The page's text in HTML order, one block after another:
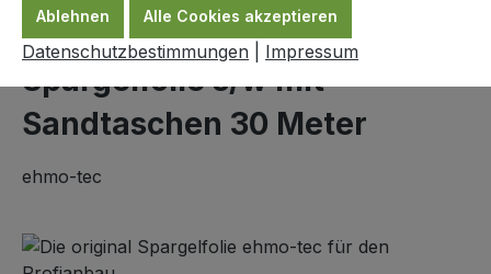
Spargelzubehör
Spargelfolie s/w mit
Sandtaschen 30 Meter
ehmo-tec
Bildergalerie überspringen
Ablehnen Alle Cookies akzeptieren
Datenschutzbestimmungen Impressum